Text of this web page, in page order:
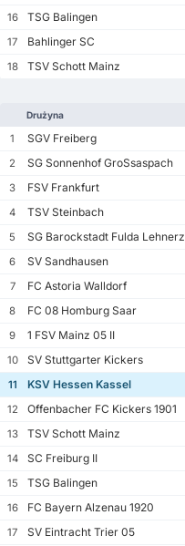
16
TSG Balingen
17
Bahlinger SC
18
TSV Schott Mainz
Drużyna
1 SGV Freiberg
2
SG Sonnenhof GroSsaspach
3
FSV Frankfurt
4
TSV Steinbach
5
SG Barockstadt Fulda Lehnerz
6
SV Sandhausen
7
FC Astoria Walldorf
8
FC 08 Homburg Saar
9
1 FSV Mainz 05 II
10
SV Stuttgarter Kickers
11
KSV Hessen Kassel
12
Offenbacher FC Kickers 1901
13
TSV Schott Mainz
14
SC Freiburg II
15
TSG Balingen
16
FC Bayern Alzenau 1920
17
SV Eintracht Trier 05